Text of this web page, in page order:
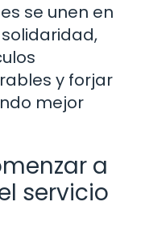
se unen en
y forjar
mejor
a
servicio